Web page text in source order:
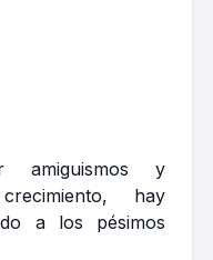
amiguismos y
hay
a los pésimos